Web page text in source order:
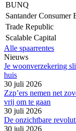
BUNQ
Santander Consumer
Trade Republic
Scalable Capital
Alle spaarrentes
Nieuws
Je woonverzekering
huis
30 juli 2026
Zzp’ers nemen net
vrij om te gaan
30 juli 2026
De onzichtbare
30 juli 2026